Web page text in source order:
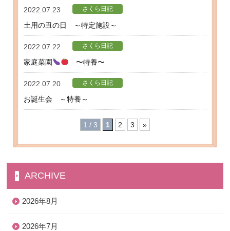
2022.07.23 さくら日記
土用の丑の日 ～特定施設～
2022.07.22 さくら日記
家庭菜園 〜特養〜
2022.07.20 さくら日記
お誕生会 ～特養～
1 / 3 1 2 3 »
ARCHIVE
2026年8月
2026年7月